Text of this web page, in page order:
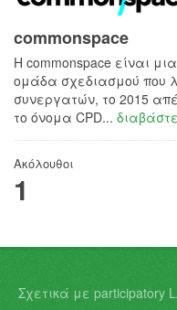
commonspace
H commonspace είναι
ομάδα σχεδιασμού που
συνεργατών, το 2015
το όνομα CPD...
Ακόλουθοι
1
Σχετικά με participatory